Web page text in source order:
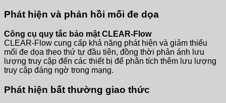
Phát hiện và phản hồi mối đe dọa
Công cụ quy tắc bảo mật CLEAR-Flow
CLEAR-Flow cung cấp khả năng phát hiện và giảm thiểu
mối đe dọa theo thứ tự đầu tiên, đồng thời phản ánh lưu
lượng truy cập đến các thiết bị để phân tích thêm lưu lượng
truy cập đáng ngờ trong mạng.
Phát hiện bất thường giao thức